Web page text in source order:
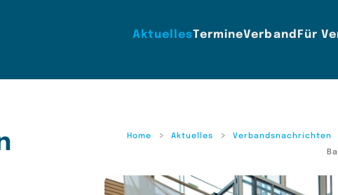
AktuellesTermineVerband Für
Home Aktuelles Verbandsnachrichten